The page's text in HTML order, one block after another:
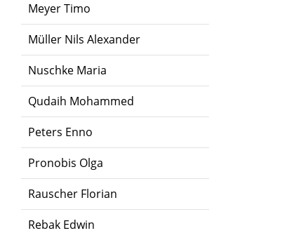
Meyer Timo
Müller Nils Alexander
Nuschke Maria
Qudaih Mohammed
Peters Enno
Pronobis Olga
Rauscher Florian
Rebak Edwin